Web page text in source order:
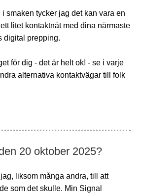
smaken tycker jag det kan vara en
litet kontaktnät med dina närmaste
digital prepping.
för dig - det är helt ok! - se i varje
alternativa kontaktvägar till folk
20 oktober 2025?
jag, liksom många andra, till att
som det skulle. Min Signal